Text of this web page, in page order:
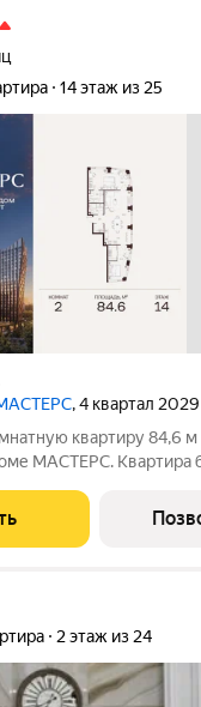
14 этаж из 25
, 4 квартал 2029
квартиру 84,6 м
МАСТЕРС. Квартира
ВЭБ
2 этаж из 24